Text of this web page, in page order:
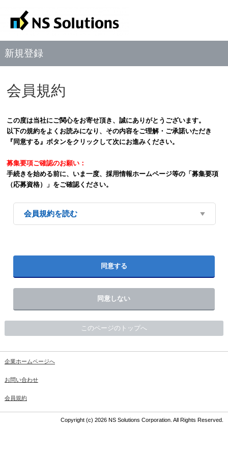
新規登録
会員規約
この度は当社にご関心をお寄せ頂き、誠にありがとうございます。
以下の規約をよくお読みになり、その内容をご理解・ご承諾いただき
『同意する』ボタンをクリックして次にお進みください。
募集要項ご確認のお願い：
手続きを始める前に、いま一度、採用情報ホームページ等の「募集要項
（応募資格）」をご確認ください。
会員規約を読む
同意する
同意しない
このページのトップへ
企業ホームページへ
お問い合わせ
会員規約
Copyright (c) 2026 NS Solutions Corporation. All Rights Reserved.